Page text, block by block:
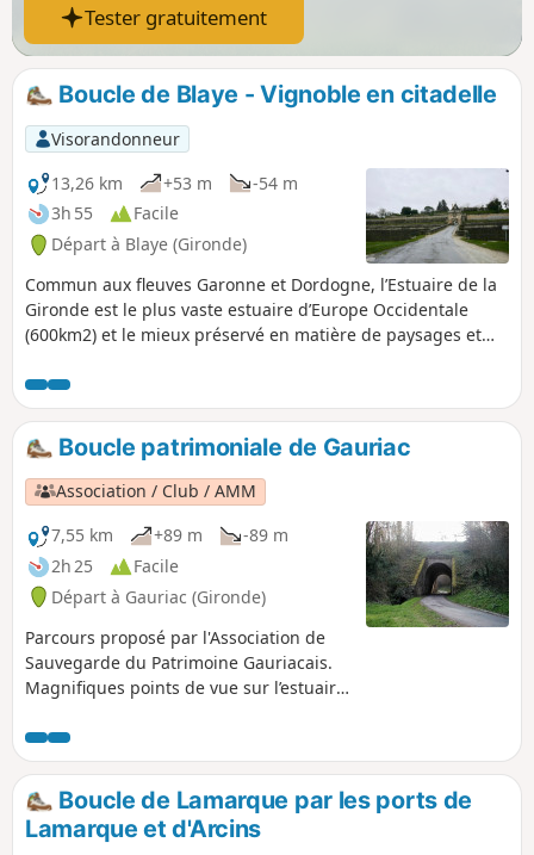
Tester gratuitement
Boucle de Blaye - Vignoble en citadelle
Visorandonneur
13,26 km
+53 m
-54 m
3h 55
Facile
Départ à Blaye (Gironde)
Commun aux fleuves Garonne et Dordogne, l’Estuaire de la
Gironde est le plus vaste estuaire d’Europe Occidentale
(600km2) et le mieux préservé en matière de paysages et
Côtes de Blaye, cet estuaire abrite de nombreuses îles
habitées ou sauvages à visiter.
Boucle patrimoniale de Gauriac
Association / Club / AMM
7,55 km
+89 m
-89 m
2h 25
Facile
Départ à Gauriac (Gironde)
Parcours proposé par l'Association de
Sauvegarde du Patrimoine Gauriacais.
Magnifiques points de vue sur l’estuaire
Nord et le Médoc. Le parcours est
jalonné de belles maisons de capitaines
au long cours, de pêcheurs, de carrelets
et d’habitats troglodytiques jusqu’au
petit port de Roque-de-Thau. C'est aussi
Boucle de Lamarque par les ports de
Lamarque et d'Arcins